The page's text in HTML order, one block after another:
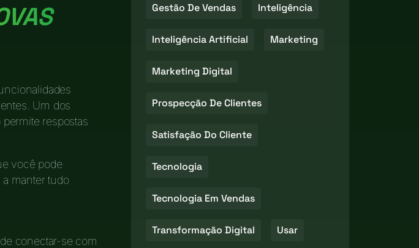
Um dos
respostas
você pode
manter tudo
conectar-se com
Gestão De Vendas Inteligência
Inteligência Artificial Marketing
Marketing Digital
Prospecção De Clientes
Satisfação Do Cliente
Tecnologia
Tecnologia Em Vendas
Transformação Digital Usar